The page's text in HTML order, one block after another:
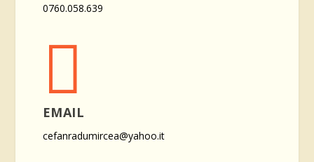
0760.058.639

EMAIL
cefanradumircea@yahoo.it